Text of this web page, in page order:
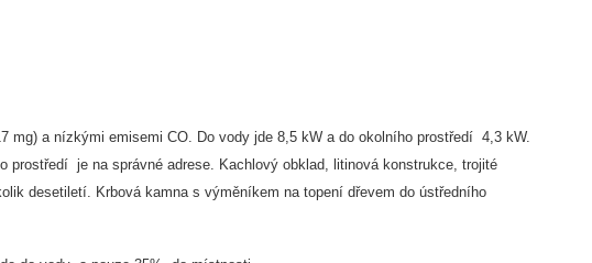
a nízkými emisemi CO. Do vody jde 8,5 kW a do okolního prostředí 4,3 kW.
prostředí je na správné adrese. Kachlový obklad, litinová konstrukce, trojité
desetiletí. Krbová kamna s výměníkem na topení dřevem do ústředního